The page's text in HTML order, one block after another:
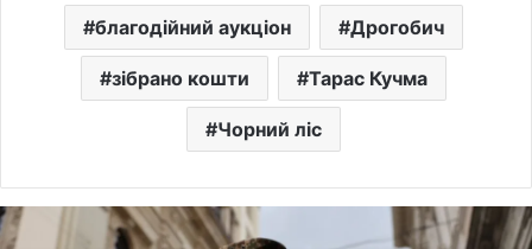
благодійний аукціон Дрогобич
зібрано кошти Тарас Кучма
Чорний ліс